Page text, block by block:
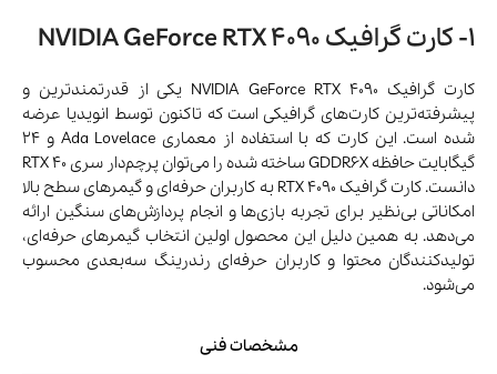
1- کارت گرافیک NVIDIA GeForce RTX 4090
کارت گرافیک NVIDIA GeForce RTX 4090 یکی از قدرتمندترین و
پیشرفته‌ترین کارت‌های گرافیکی است که تاکنون توسط انویدیا عرضه
شده است. این کارت که با استفاده از معماری Ada Lovelace و 24
گیگابایت حافظه‌ GDDR6X ساخته شده را می‌توان پرچم‌دار سری RTX 40
دانست. کارت گرافیک RTX 4090 به کاربران حرفه‌ای و گیمرهای سطح بالا
امکاناتی بی‌نظیر برای تجربه‌ بازی‌ها و انجام پردازش‌های سنگین ارائه
می‌دهد. به همین دلیل این محصول اولین انتخاب گیمرهای حرفه‌ای،
تولیدکنندگان محتوا و کاربران حرفه‌ای رندرینگ سه‌بعدی محسوب
می‌شود.
مشخصات فنی